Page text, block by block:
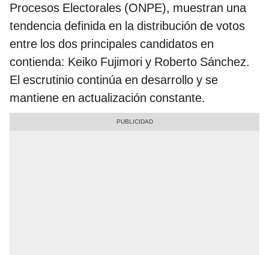
Procesos Electorales (ONPE), muestran una
tendencia definida en la distribución de votos
entre los dos principales candidatos en
contienda: Keiko Fujimori y Roberto Sánchez.
El escrutinio continúa en desarrollo y se
mantiene en actualización constante.